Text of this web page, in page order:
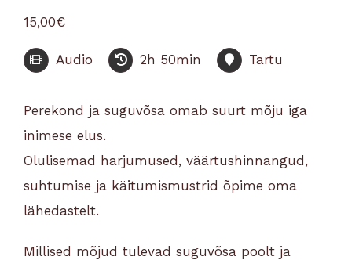
15,00€
Audio 2h 50min Tartu
Perekond ja suguvõsa omab suurt mõju iga
inimese elus.
Olulisemad harjumused, väärtushinnangud,
suhtumise ja käitumismustrid õpime oma
lähedastelt.
Millised mõjud tulevad suguvõsa poolt ja